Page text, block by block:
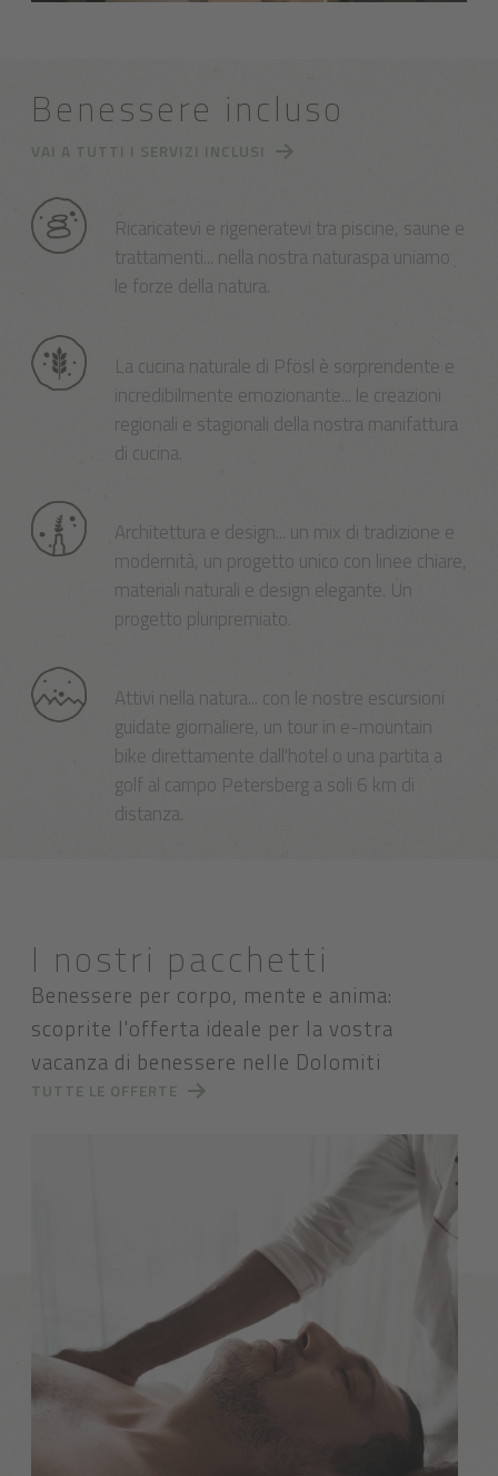
Benessere incluso
VAI A TUTTI I SERVIZI INCLUSI
Ricaricatevi e rigeneratevi tra piscine, saune e
trattamenti... nella nostra naturaspa uniamo
le forze della natura.
La cucina naturale di Pfösl è sorprendente e
incredibilmente emozionante... le creazioni
regionali e stagionali della nostra manifattura
di cucina.
Architettura e design... un mix di tradizione e
modernità, un progetto unico con linee chiare,
materiali naturali e design elegante. Un
progetto pluripremiato.
Attivi nella natura... con le nostre escursioni
guidate giornaliere, un tour in e-mountain
bike direttamente dall'hotel o una partita a
golf al campo Petersberg a soli 6 km di
distanza.
I nostri pacchetti
Benessere per corpo, mente e anima:
scoprite l'offerta ideale per la vostra
vacanza di benessere nelle Dolomiti
TUTTE LE OFFERTE